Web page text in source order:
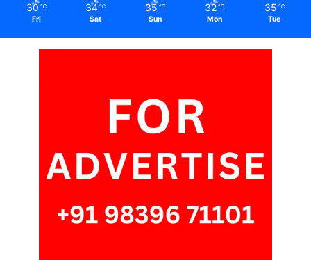
30 ℃
Fri
34 ℃
Sat
35 ℃
Sun
32 ℃
Mon
35 ℃
Tue